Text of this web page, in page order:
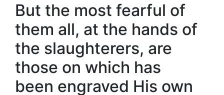
But the most fearful of
them all, at the hands of
the slaughterers, are
those on which has
been engraved His own